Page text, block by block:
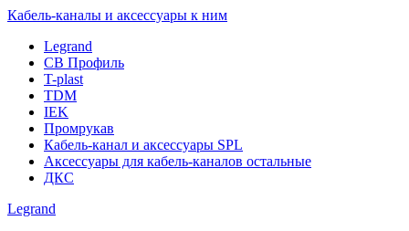
Кабель-каналы и аксессуары к ним
Legrand
СВ Профиль
T-plast
TDM
IEK
Промрукав
Кабель-канал и аксессуары SPL
Аксессуары для кабель-каналов остальные
ДКС
Legrand